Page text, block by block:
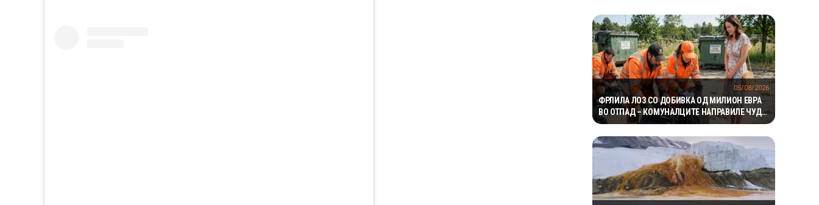
ФРЛИЛА ЛОЗ СО ДОБИВКА ОД МИЛИОН ЕВРА
ВО ОТПАД – КОМУНАЛЦИТЕ НАПРАВИЛЕ ЧУДО
ЗА ДА ГО ПРОНАЈДАТ
05/08/2026